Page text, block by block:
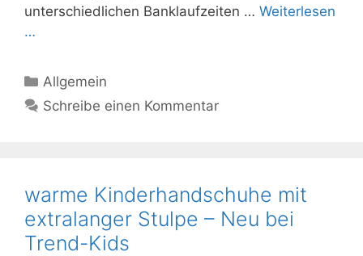
unterschiedlichen Banklaufzeiten … Weiterlesen
…
Kategorien
Allgemein
Schreibe einen Kommentar
warme Kinderhandschuhe mit
extralanger Stulpe – Neu bei
Trend-Kids